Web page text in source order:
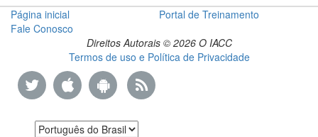
Law
Enforcement
Product
Information
Página inicial
Portal de Treinamento
Fale Conosco
Direitos Autorais © 2026 O IACC
Termos de uso e Política de Privacidade